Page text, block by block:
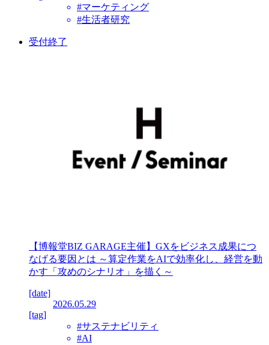
#マーケティング
#生活者研究
受付終了
【博報堂BIZ GARAGE主催】GXをビジネス成果につ
なげる要因とは ～算定作業をAIで効率化し、経営を動
かす「攻めのシナリオ」を描く～
[date]
2026.05.29
[tag]
#サステナビリティ
#AI